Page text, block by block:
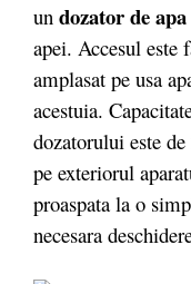
un dozator de apa
apei. Accesul este
amplasat pe usa
acestuia.
dozatorului este
pe exteriorul
proaspata la o
necesara